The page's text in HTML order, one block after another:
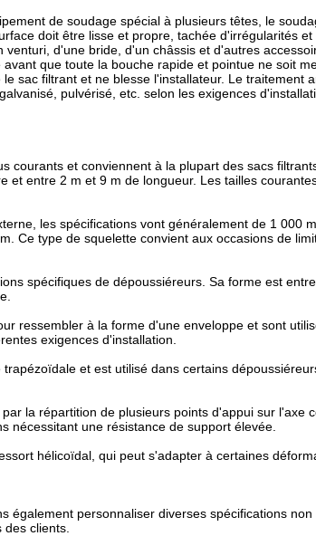
de soudage spécial à plusieurs têtes, le
doit être lisse et propre, tachée d'irrégularités
d'une bride, d'un châssis et d'autres
que toute la bouche rapide et pointue ne soit
sac filtrant et ne blesse l'installateur. Le traitement
pulvérisé, etc. selon les exigences
courants et conviennent à la plupart des sacs
et entre 2 m et 9 m de longueur. Les tailles
les spécifications vont généralement de 1 000
Ce type de squelette convient aux occasions de
spécifiques de dépoussiéreurs. Sa forme est
ressembler à la forme d'une enveloppe et sont
exigences d'installation.
et est utilisé dans certains
la répartition de plusieurs points d'appui sur l'axe
nécessitant une résistance de support élevée.
hélicoïdal, qui peut s'adapter à certaines
également personnaliser diverses spécifications
clients.